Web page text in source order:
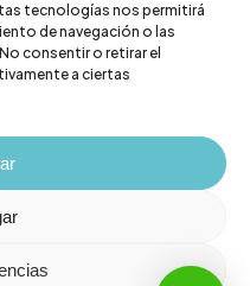
tecnologías nos permitirá
de navegación o las
consentir o retirar el
a ciertas
de envío
y devoluciones
de Privacidad